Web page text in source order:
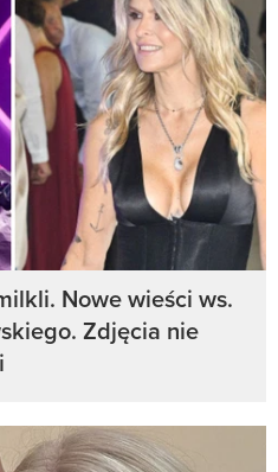
Nowe wieści ws.
Zdjęcia nie